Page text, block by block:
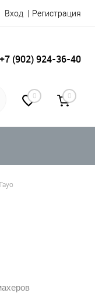
Вход Регистрация
+7 (902) 924-36-40
0 0